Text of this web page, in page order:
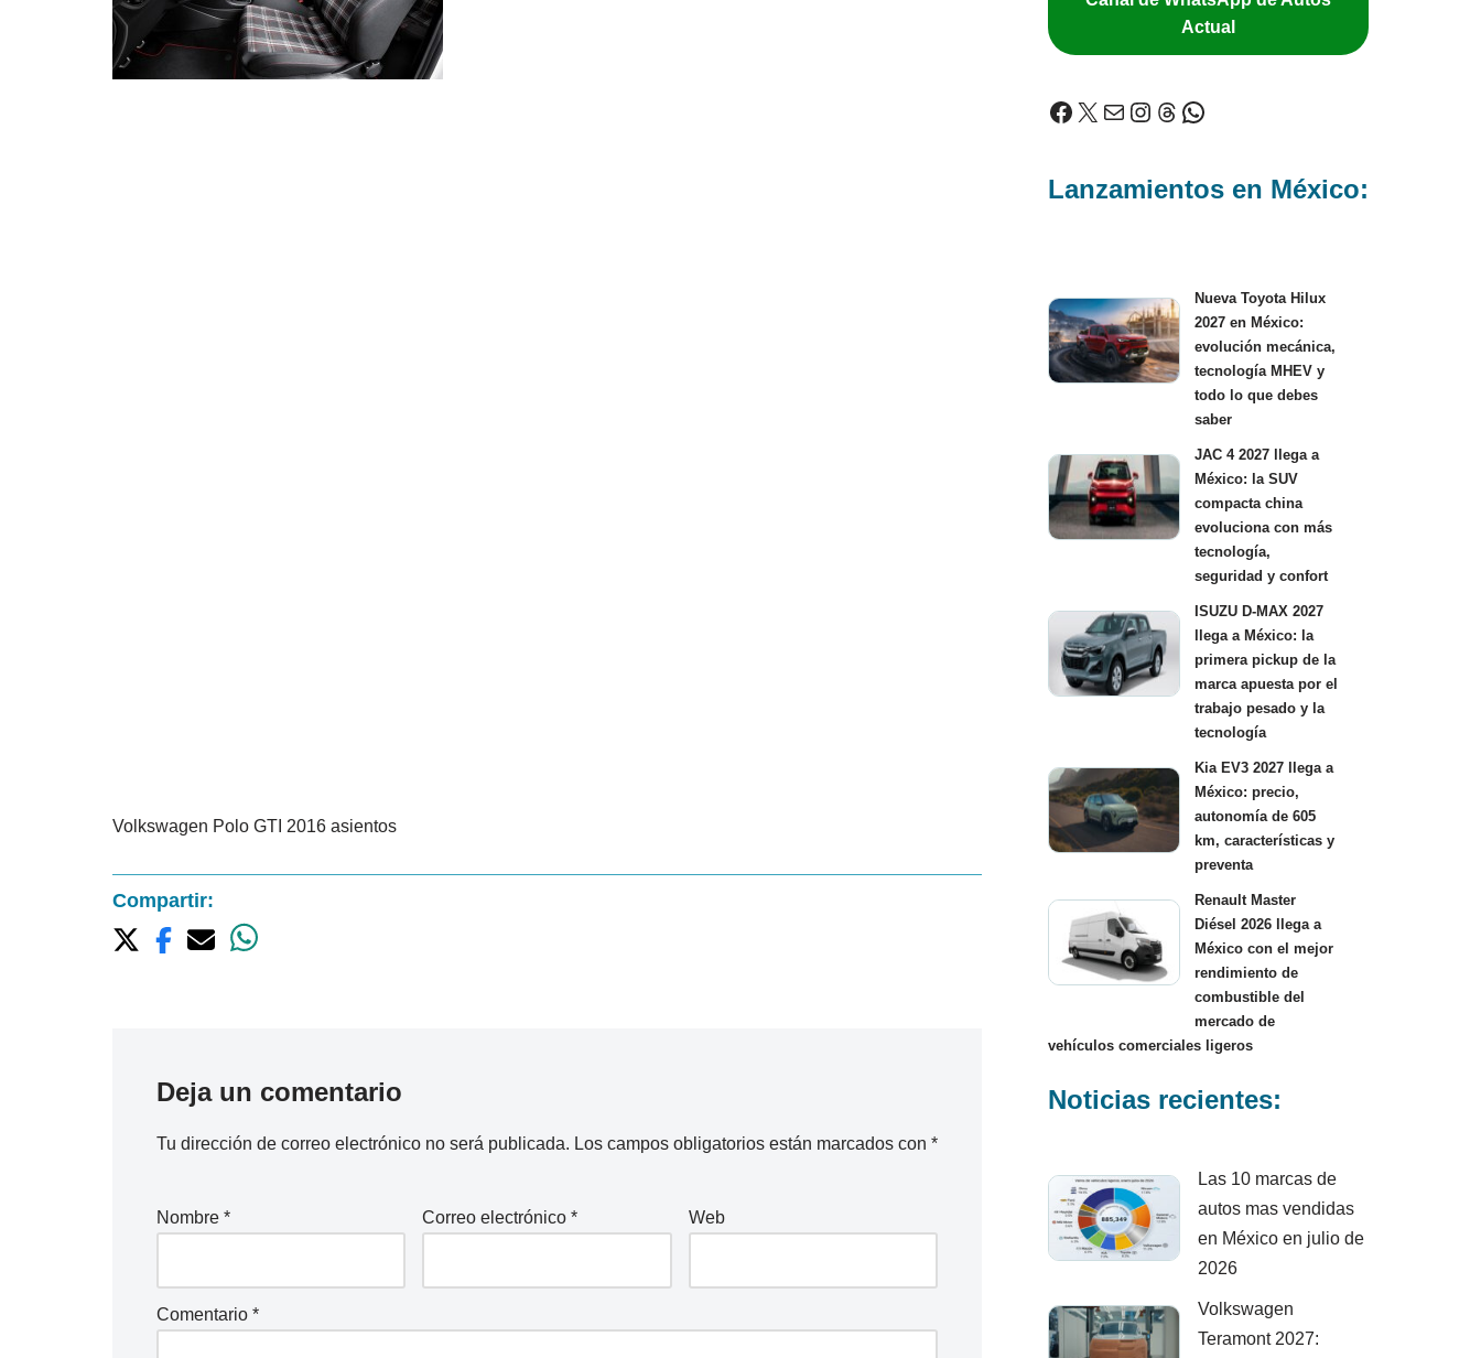
Volkswagen Polo GTI 2016 asientos
Compartir:
Deja un comentario
Tu dirección de correo electrónico no será publicada. Los campos obligatorios están marcados con *
Nombre * Correo electrónico* Web
Comentario *
Actual
Lanzamientos en México:
Nueva Toyota Hilux
2027 en México:
evolución mecánica,
tecnología MHEV y
todo lo que debes
saber
JAC 4 2027 llega a
México: la SUV
compacta china
evoluciona con más
tecnología,
seguridad y confort
ISUZU D-MAX 2027
llega a México: la
primera pickup de la
marca apuesta por el
trabajo pesado y la
tecnología
Kia EV3 2027 llega a
México: precio,
autonomía de 605
km, características y
preventa
Renault Master
Diésel 2026 llega a
México con el mejor
rendimiento de
combustible del
mercado de
vehículos comerciales ligeros
Noticias recientes:
Las 10 marcas de
autos mas vendidas
en México en julio de
2026
Volkswagen
Teramont 2027: